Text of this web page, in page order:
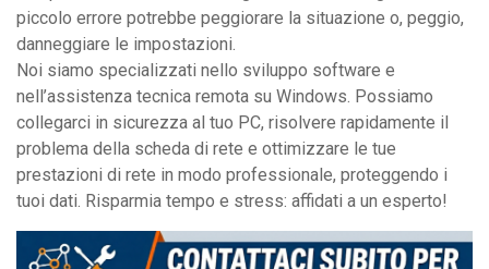
piccolo errore potrebbe peggiorare la situazione o, peggio,
danneggiare le impostazioni.
Noi siamo specializzati nello sviluppo software e
nell’assistenza tecnica remota su Windows. Possiamo
collegarci in sicurezza al tuo PC, risolvere rapidamente il
problema della scheda di rete e ottimizzare le tue
prestazioni di rete in modo professionale, proteggendo i
tuoi dati. Risparmia tempo e stress: affidati a un esperto!